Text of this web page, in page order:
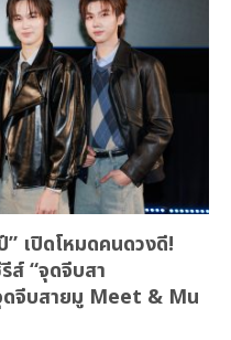
เปิดโหมดคนดวงดี!
ส์ “จุดจีบสา
ดจีบสายมู Meet & Mu